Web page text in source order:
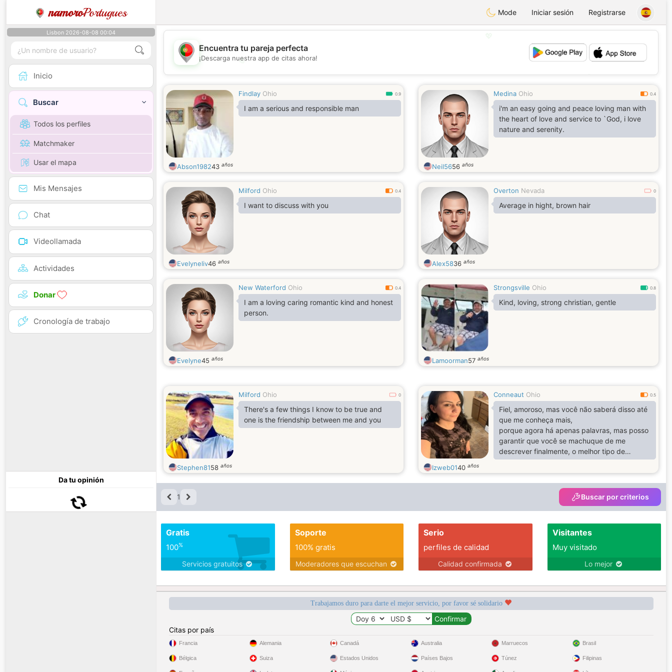
namoroPortugues Mode Iniciar sesión Registrarse
Lisbon 2026-08-08 00:04
Inicio
Buscar
Todos los perfiles
Matchmaker
Usar el mapa
Mis Mensajes
Chat
Videollamada
Actividades
Donar
Cronología de trabajo
Da tu opinión
💖
💕
Encuentra tu pareja perfecta
¡Descarga nuestra app de citas ahora!
Findlay Ohio 0.9
I am a serious and responsible man
Abson198243 años
Medina Ohio 0.4
i'm an easy going and peace loving man with
the heart of love and service to `God, i love
nature and serenity.
Neil5656 años
Milford Ohio 0.4
I want to discuss with you
Evelyneliv46 años
Overton Nevada 0
Average in hight, brown hair
Alex5836 años
New Waterford Ohio 0.4
I am a loving caring romantic kind and honest
person.
Evelyne45 años
Strongsville Ohio 0.8
Kind, loving, strong christian, gentle
Lamoorman57 años
Milford Ohio 0
There's a few things I know to be true and
one is the friendship between me and you
Stephen8158 años
Conneaut Ohio 0.5
Fiel, amoroso, mas você não saberá disso até
que me conheça mais,
porque agora há apenas palavras, mas posso
garantir que você se machuque de me
descrever finalmente, o melhor tipo de
relacionamento começa inesperadamente,
Quando você fica com o sentimento
atordoado e tudo acontece de repente,
é por isso que você não procura por amor, ele
chega até você no momento
Izweb0140 años
1 Buscar por criterios
Gratis
100%
Servicios gratuitos
Soporte
100% gratis
Moderadores que escuchan
Serio
perfiles de calidad
Calidad confirmada
Visitantes
Muy visitado
Lo mejor
Trabajamos duro para darte el mejor servicio, por favor sé solidario
Citas por país
Francia
Bélgica
Alemania
Suiza
Canadá
Estados Unidos
Australia
Países Bajos
Marruecos
Túnez
Brasil
Filipinas